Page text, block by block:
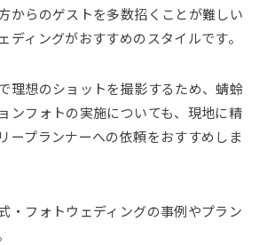
からのゲストを多数招くことが難しい
ディングがおすすめのスタイルです。
理想のショットを撮影するため、蜻蛉
ンフォトの実施についても、現地に精
ープランナーへの依頼をおすすめしま
・フォトウェディングの事例やプラン